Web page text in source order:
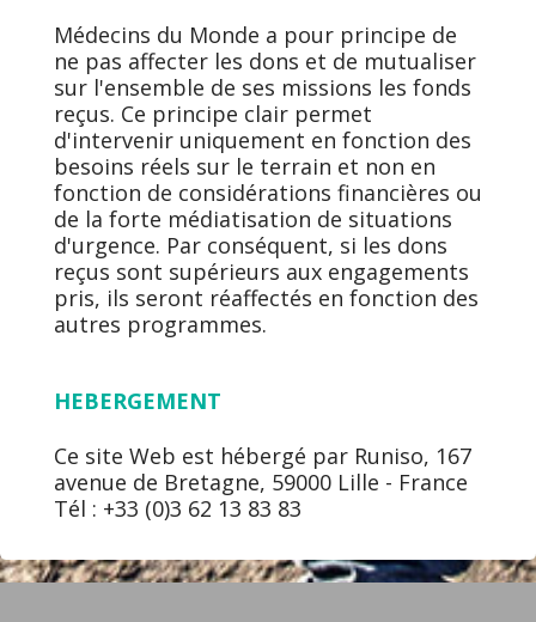
Médecins du Monde a pour principe de
ne pas affecter les dons et de mutualiser
sur l'ensemble de ses missions les fonds
reçus. Ce principe clair permet
d'intervenir uniquement en fonction des
besoins réels sur le terrain et non en
fonction de considérations financières ou
de la forte médiatisation de situations
d'urgence. Par conséquent, si les dons
reçus sont supérieurs aux engagements
pris, ils seront réaffectés en fonction des
autres programmes.
HEBERGEMENT
Ce site Web est hébergé par Runiso, 167
avenue de Bretagne, 59000 Lille - France
Tél : +33 (0)3 62 13 83 83